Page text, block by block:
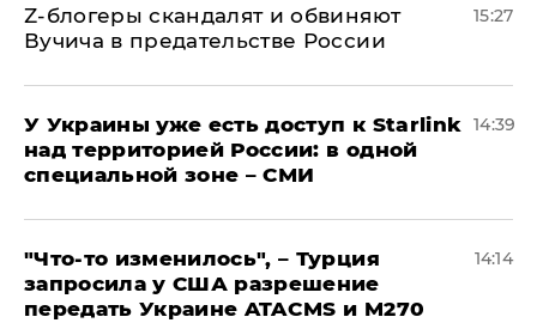
Z-блогеры скандалят и обвиняют
Вучича в предательстве России
15:27
У Украины уже есть доступ к Starlink
над территорией России: в одной
специальной зоне – СМИ
14:39
​"Что-то изменилось", – Турция
запросила у США разрешение
передать Украине ATACMS и M270
14:14